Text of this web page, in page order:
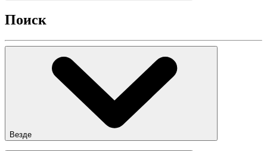
Поиск
Везде